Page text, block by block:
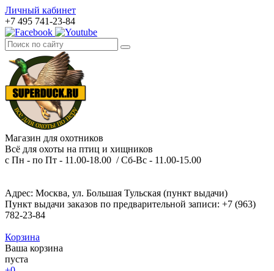
Личный кабинет
+7 495 741-23-84
Магазин для охотников
Всё для охоты на птиц и хищников
с Пн - по Пт - 11.00-18.00 / Сб-Вс - 11.00-15.00
Адрес: Москва, ул. Большая Тульская (пункт выдачи)
Пункт выдачи заказов по предварительной записи: +7 (963)
782-23-84
Корзина
Ваша корзина
пуста